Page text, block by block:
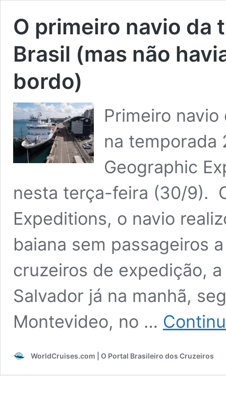
O primeiro navio da
Brasil (mas não
bordo)
Primeiro
na temporada
Geographic
nesta terça-feira (30/9).
Expeditions, o navio
baiana sem passageiros
cruzeiros de expedição,
Salvador já na manhã,
Montevideo, no …
WorldCruises.com | O Portal Brasileiro dos Cruzeiros